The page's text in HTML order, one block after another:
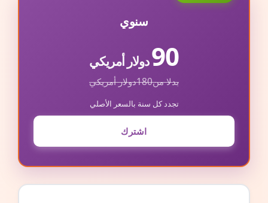
سنوي
90دولار أمريكي
بدلا من180دولار أمريكي
تجدد كل سنة بالسعر الأصلي
اشترك